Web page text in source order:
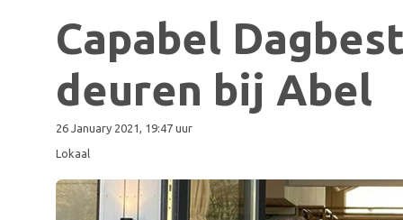
Capabel
deuren bij Abel
26 January 2021, 19:47 uur
Lokaal